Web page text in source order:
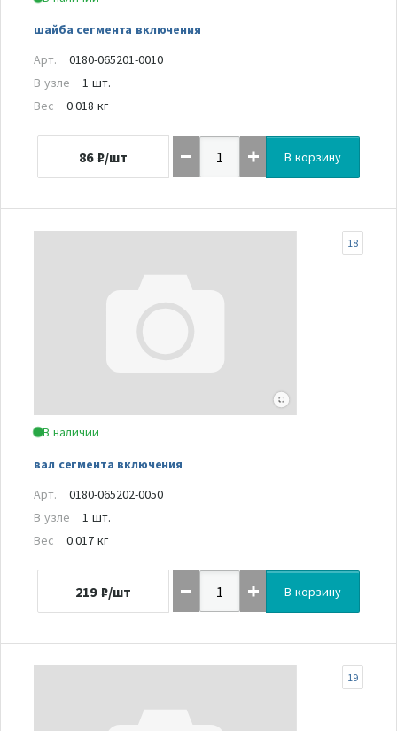
шайба сегмента включения
Арт.
0180-065201-0010
В узле
1 шт.
Вес
0.018 кг
86 ₽/шт В корзину
В наличии
вал сегмента включения
18
Арт.
0180-065202-0050
В узле
1 шт.
Вес
0.017 кг
219 ₽/шт В корзину
19